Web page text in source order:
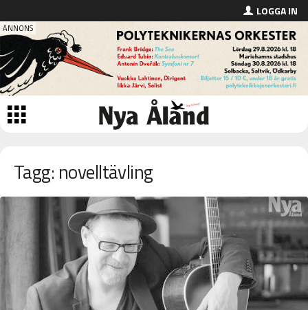
LOGGA IN
Tagg: novelltävling